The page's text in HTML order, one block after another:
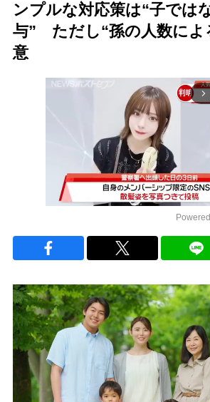
ンプルな対応策は“子では
与” ただし“孫の人数によ
意
arrow_forward_ios